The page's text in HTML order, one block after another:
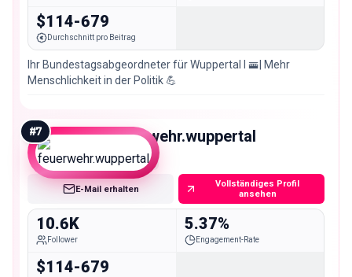
$114-679
Durchschnitt pro Beitrag
Ihr Bundestagsabgeordneter für Wuppertal I 🚟| Mehr
Menschlichkeit in der Politik 💪
#7 feuerwehr.wuppertal
Micro
E-Mail erhalten
Vollständiges Profil
ansehen
10.6K
Follower
5.37%
Engagement-Rate
$114-679